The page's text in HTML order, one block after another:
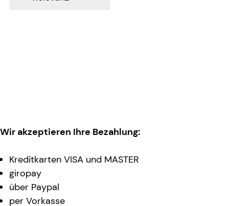
Wir akzeptieren Ihre Bezahlung:
Kreditkarten VISA und MASTER
giropay
über Paypal
per Vorkasse